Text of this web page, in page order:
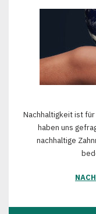
Nachhaltigkeit ist
haben uns
nachhaltige